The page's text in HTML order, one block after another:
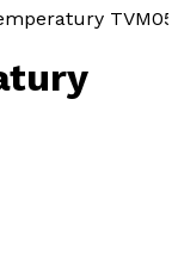
TVM05